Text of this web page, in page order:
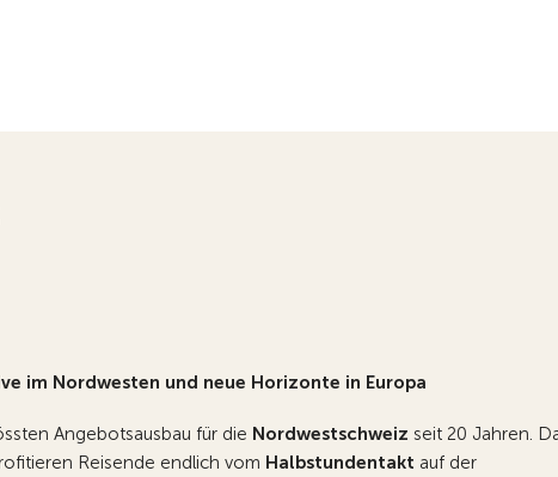
im Nordwesten und neue Horizonte in Europa
Angebotsausbau für die Nordwestschweiz seit 20 Jahren.
Reisende endlich vom Halbstundentakt auf der